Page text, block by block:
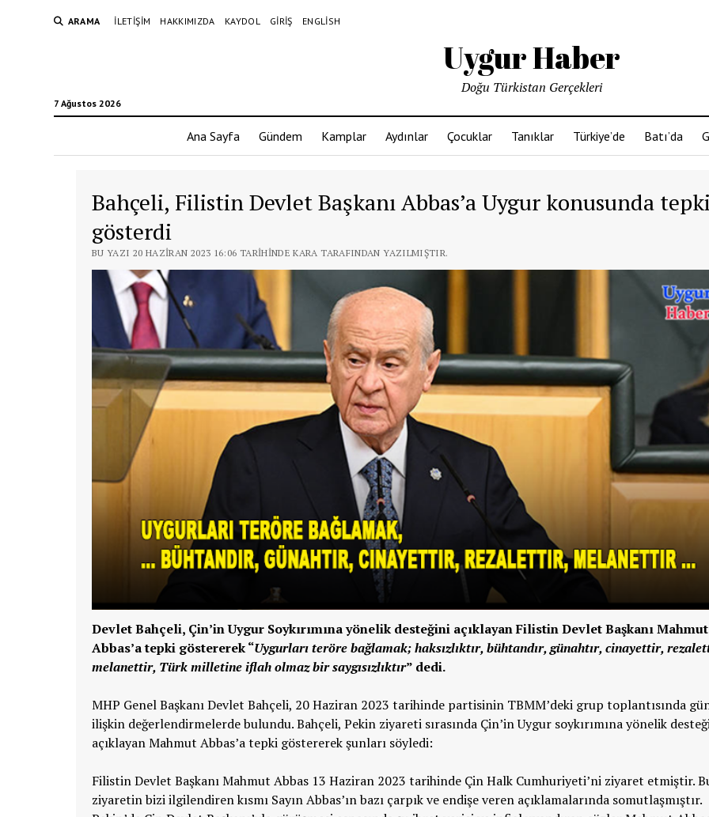
ARAMA İLETIŞIM HAKKIMIZDA KAYDOL GIRIŞ ENGLISH
Uygur Haber
7 Ağustos 2026
Doğu Türkistan Gerçekleri
Ana Sayfa Gündem Kamplar Aydınlar Çocuklar Tanıklar Türkiye’de Batı’da
Bahçeli, Filistin Devlet Başkanı Abbas’a Uygur konusunda
gösterdi
BU YAZI 20 HAZIRAN 2023 16:06 TARIHINDE KARA TARAFINDAN YAZILMIŞTIR.
Devlet Bahçeli, Çin’in Uygur Soykırımına yönelik desteğini açıklayan Filistin Devlet Başkanı Mahmut
Abbas’a tepki göstererek “Uygurları teröre bağlamak; haksızlıktır, bühtandır, günahtır, cinayettir,
melanettir, Türk milletine iflah olmaz bir saygısızlıktır” dedi.
MHP Genel Başkanı Devlet Bahçeli, 20 Haziran 2023 tarihinde partisinin TBMM’deki grup toplantısında
ilişkin değerlendirmelerde bulundu. Bahçeli, Pekin ziyareti sırasında Çin’in Uygur soykırımına yönelik
açıklayan Mahmut Abbas’a tepki göstererek şunları söyledi:
Filistin Devlet Başkanı Mahmut Abbas 13 Haziran 2023 tarihinde Çin Halk Cumhuriyeti’ni ziyaret etmiştir.
ziyaretin bizi ilgilendiren kısmı Sayın Abbas’ın bazı çarpık ve endişe veren açıklamalarında somutlaşmıştır.